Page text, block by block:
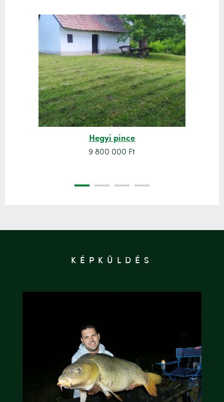
Hegyi pince
9 800 000 Ft
KÉPKÜLDÉS